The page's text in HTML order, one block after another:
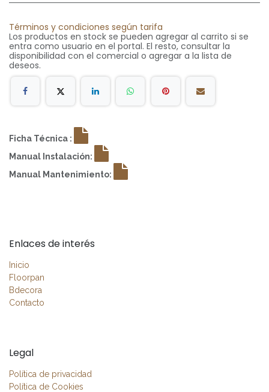
Términos y condiciones según tarifa
Los productos en stock se pueden agregar al carrito si se
entra como usuario en el portal. El resto, consultar la
disponibilidad con el comercial o agregar a la lista de
deseos.
Ficha Técnica :
Manual Instalación:
Manual Mantenimiento:
Enlaces de interés
Inicio
Floorpan
Bdecora
Contacto
Legal
Política de privacidad
Política de Cookies